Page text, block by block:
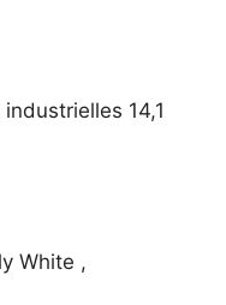
14,1
White ,